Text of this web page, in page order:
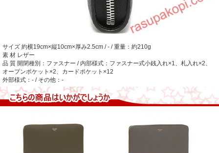
サイズ 約横19cm×縦10cm×厚み2.5cm / - / 重量：約210g
素 材 レザー
品 質 開閉種別：ファスナー / 内部様式：ファスナー式小銭入れ×1、札入れ×2、
オープンポケット×2、カードポケット×12
外部様式：- / その他：-